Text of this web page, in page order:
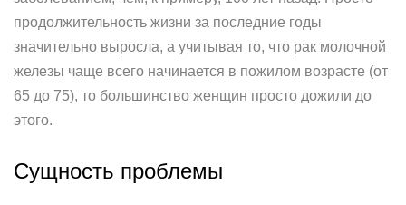
продолжительность жизни за последние годы
значительно выросла, а учитывая то, что рак молочной
железы чаще всего начинается в пожилом возрасте (от
65 до 75), то большинство женщин просто дожили до
этого.
Сущность проблемы